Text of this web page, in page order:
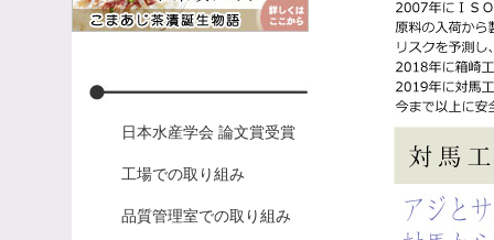
日本水産学会 論文賞受賞
工場での取り組み
品質管理室での取り組み